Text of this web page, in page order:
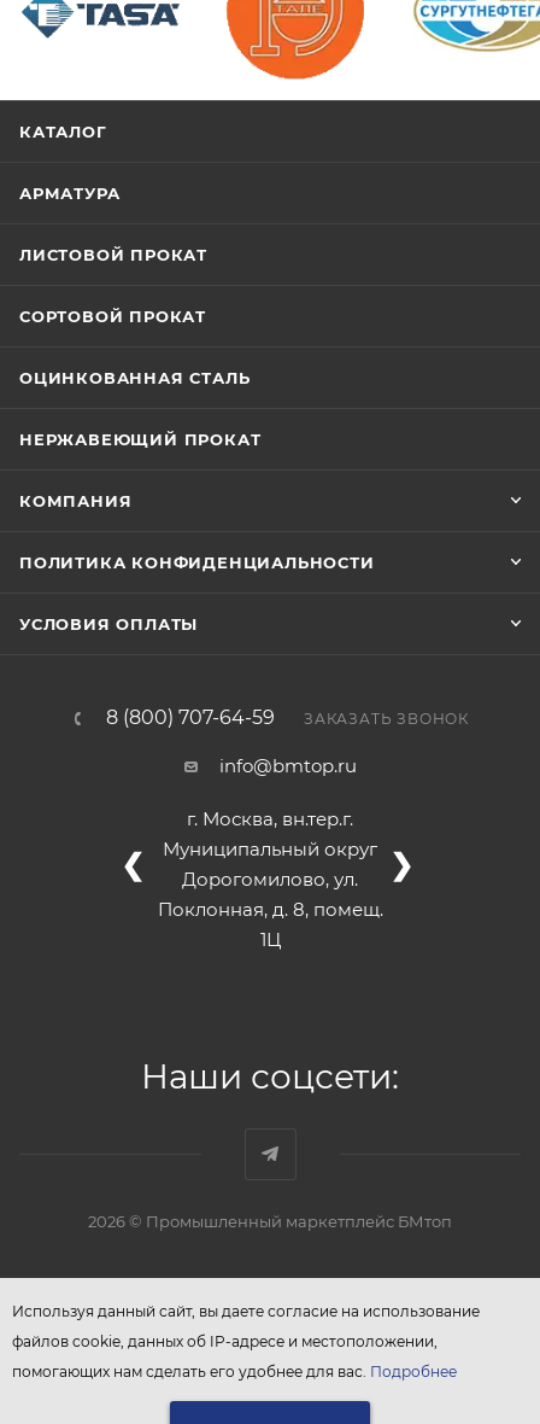
КАТАЛОГ
АРМАТУРА
ЛИСТОВОЙ ПРОКАТ
СОРТОВОЙ ПРОКАТ
ОЦИНКОВАННАЯ СТАЛЬ
НЕРЖАВЕЮЩИЙ ПРОКАТ
КОМПАНИЯ
ПОЛИТИКА КОНФИДЕНЦИАЛЬНОСТИ
УСЛОВИЯ ОПЛАТЫ
8 (800) 707-64-59 ЗАКАЗАТЬ ЗВОНОК
info@bmtop.ru
г. Москва, вн.тер.г.
Муниципальный округ
Дорогомилово, ул.
Поклонная, д. 8, помещ.
1Ц
❮ ❯
Наши соцсети:
2026 © Промышленный маркетплейс БМтоп
Используя данный сайт, вы даете согласие на использование
файлов cookie, данных об IP-адресе и местоположении,
помогающих нам сделать его удобнее для вас. Подробнее